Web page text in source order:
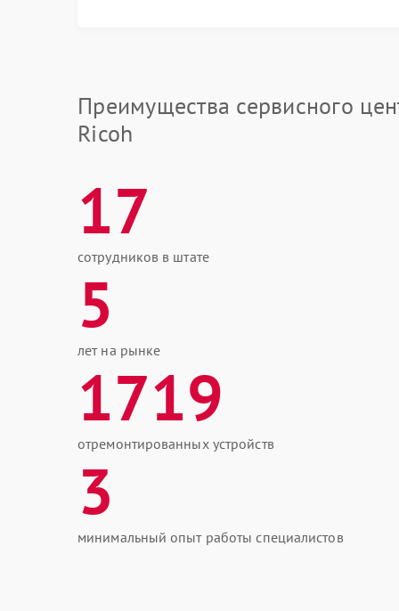
Преимущества сервисного
Ricoh
17
сотрудников в штате
5
лет на рынке
1719
отремонтированных устройств
3
минимальный опыт работы специалистов